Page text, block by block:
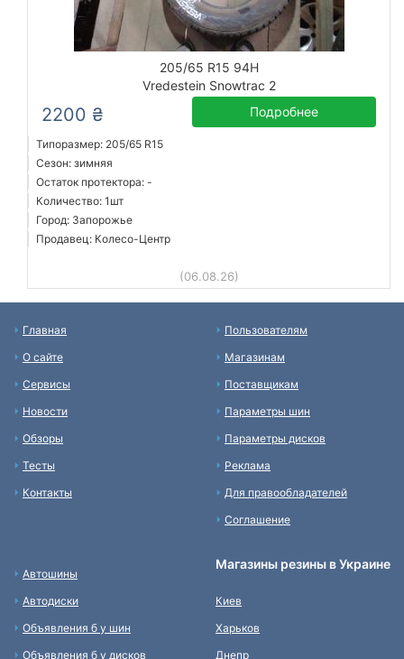
205/65 R15 94H
Vredestein Snowtrac 2
2200 ₴ Подробнее
Типоразмер: 205/65 R15
Сезон: зимняя
Остаток протектора: -
Количество: 1шт
Город: Запорожье
Продавец: Колесо-Центр
(06.08.26)
Главная
О сайте
Сервисы
Новости
Обзоры
Тесты
Контакты
Пользователям
Магазинам
Поставщикам
Параметры шин
Параметры дисков
Реклама
Для правообладателей
Соглашение
Автошины
Автодиски
Объявления б у шин
Объявления б у дисков
Магазины резины в Украине
Киев
Харьков
Днепр